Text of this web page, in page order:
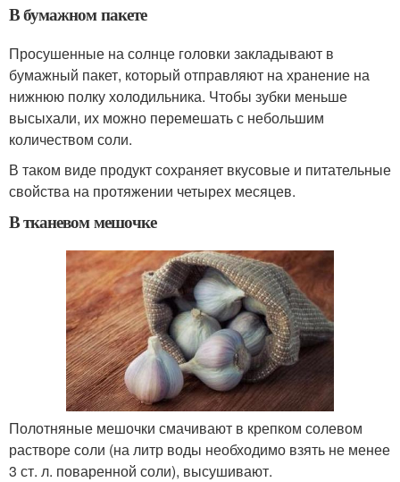
В бумажном пакете
Просушенные на солнце головки закладывают в
бумажный пакет, который отправляют на хранение на
нижнюю полку холодильника. Чтобы зубки меньше
высыхали, их можно перемешать с небольшим
количеством соли.
В таком виде продукт сохраняет вкусовые и питательные
свойства на протяжении четырех месяцев.
В тканевом мешочке
Полотняные мешочки смачивают в крепком солевом
растворе соли (на литр воды необходимо взять не менее
3 ст. л. поваренной соли), высушивают.